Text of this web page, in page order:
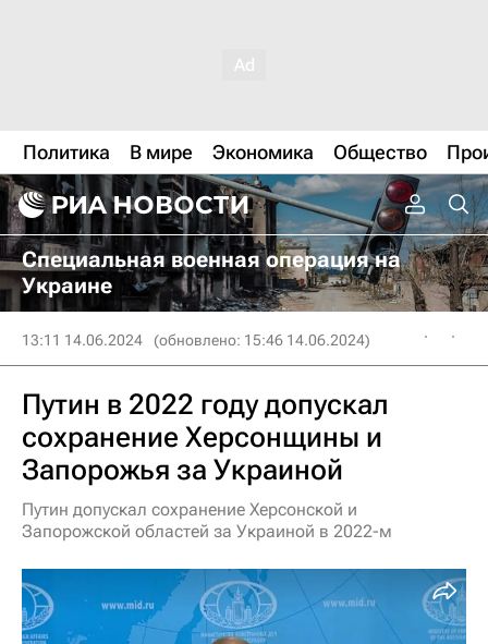
Политика В мире Экономика Общество
Специальная военная операция на
Украине
13:11 14.06.2024 (обновлено: 15:46 14.06.2024)
Путин в 2022 году допускал
сохранение Херсонщины и
Запорожья за Украиной
Путин допускал сохранение Херсонской и
Запорожской областей за Украиной в 2022-м